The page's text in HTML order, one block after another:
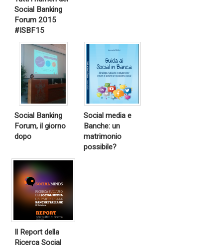
Social Banking
Forum 2015
#ISBF15
Social Banking
Forum, il giorno
dopo
Social media e
Banche: un
matrimonio
possibile?
Il Report della
Ricerca Social